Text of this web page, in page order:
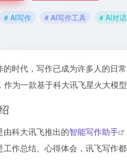
# AI写作 # AI写作工具 # AI对
的时代，写作已成为许多人的日
，作为一款基于科大讯飞星火大模
由科大讯飞推出的智能写作助手
作总结、心得体会，讯飞写作都